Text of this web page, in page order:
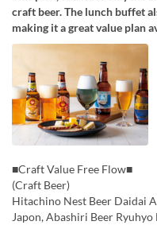
craft beer. The lunch buffet
making it a great value plan
■Craft Value Free Flow■
(Craft Beer)
Hitachino Nest Beer Daidai
Japon, Abashiri Beer